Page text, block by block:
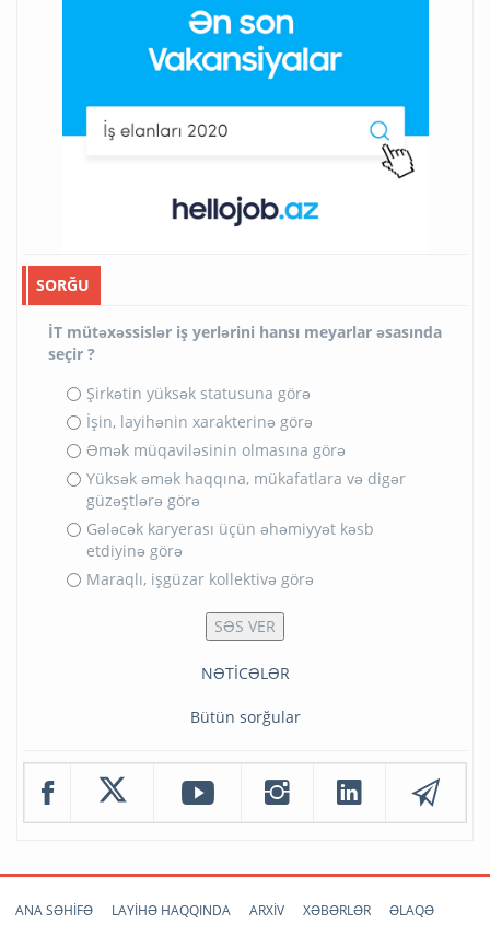
SORĞU
İT mütəxəssislər iş yerlərini hansı meyarlar əsasında
seçir ?
Şirkətin yüksək statusuna görə
İşin, layihənin xarakterinə görə
Əmək müqaviləsinin olmasına görə
Yüksək əmək haqqına, mükafatlara və digər
güzəştlərə görə
Gələcək karyerası üçün əhəmiyyət kəsb
etdiyinə görə
Maraqlı, işgüzar kollektivə görə
NƏTİCƏLƏR
Bütün sorğular
ANA SƏHİFƏ LAYİHƏ HAQQINDA ARXİV XƏBƏRLƏR ƏLAQƏ